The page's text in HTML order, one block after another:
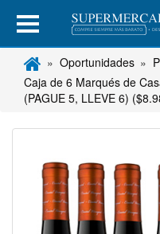
Oportunidades
Caja de 6 Marqués de
(PAGUE 5, LLEVE 6)